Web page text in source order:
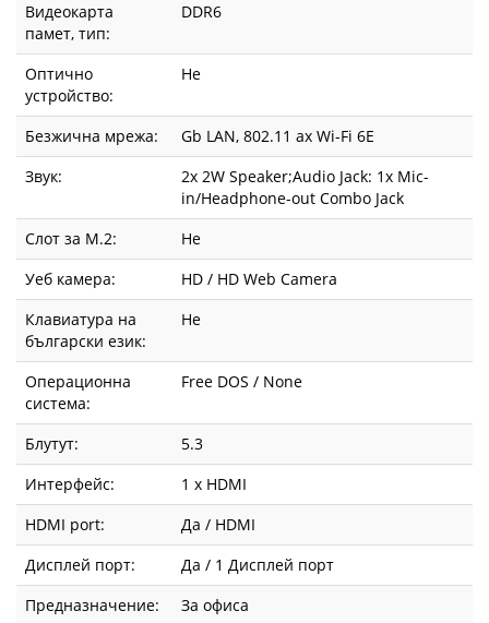
Видеокарта
памет, тип:
DDR6
Оптично
устройство:
Не
Безжична мрежа:
Gb LAN, 802.11 ax Wi-Fi 6E
Звук:
2x 2W Speaker;Audio Jack: 1x Mic-
in/Headphone-out Combo Jack
Слот за М.2:
Не
Уеб камера:
HD / HD Web Camera
Клавиатура на
български език:
Не
Операционна
система:
Free DOS / None
Блутут:
5.3
Интерфейс:
1 x HDMI
HDMI port:
Да / HDMI
Дисплей порт:
Да / 1 Дисплей порт
Предназначение:
За офиса